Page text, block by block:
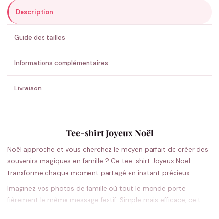
ENVOYER MA DEMANDE ✨
💚 Retour sous 24-48h🇫🇷 Flocage en France✅ Validation avant fabrication
Description
Guide des tailles
Informations complémentaires
Livraison
Tee-shirt Joyeux Noël
Noël approche et vous cherchez le moyen parfait de créer des
souvenirs magiques en famille ? Ce tee-shirt Joyeux Noël
transforme chaque moment partagé en instant précieux.
Imaginez vos photos de famille où tout le monde porte
fièrement le même message festif. Simple mais efficace, ce t-